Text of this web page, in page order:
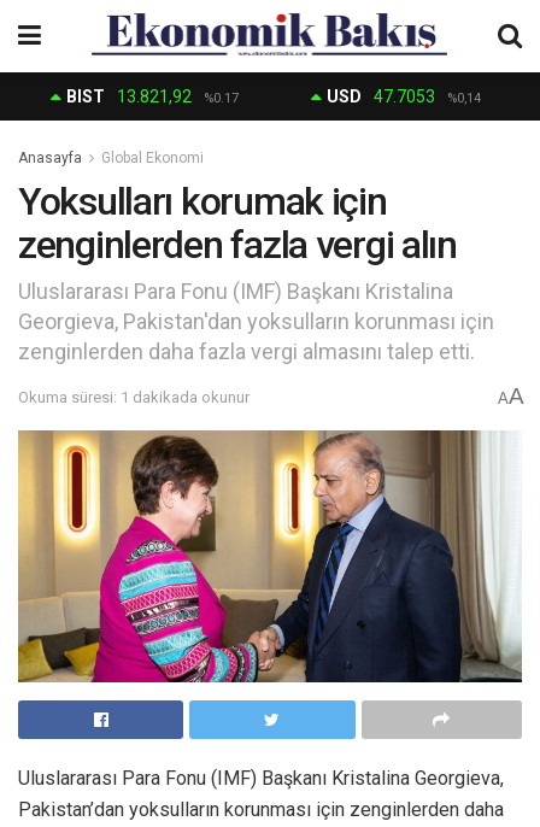
BIST 13.821,92 %0.17 USD 47.7053 %0,14
Anasayfa Global Ekonomi
Yoksulları korumak için
zenginlerden fazla vergi alın
Uluslararası Para Fonu (IMF) Başkanı Kristalina
Georgieva, Pakistan'dan yoksulların korunması için
zenginlerden daha fazla vergi almasını talep etti.
Okuma süresi: 1 dakikada okunur AA
Uluslararası Para Fonu (IMF) Başkanı Kristalina Georgieva,
Pakistan’dan yoksulların korunması için zenginlerden daha